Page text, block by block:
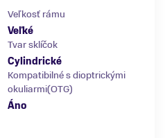
Veľkosť rámu
Veľké
Tvar sklíčok
Cylindrické
Kompatibilné s dioptrickými
okuliarmi(OTG)
Áno